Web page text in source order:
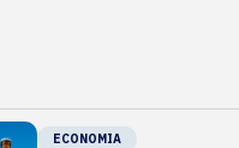
ECONOMIA